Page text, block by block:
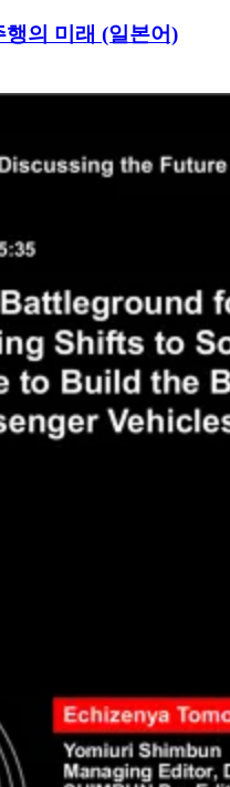
의 미래 (일본어)